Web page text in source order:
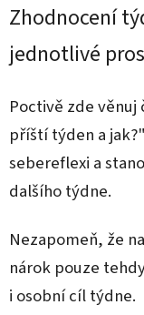
Zhodnocení
jednotlivé
Poctivě zde
příští týden a
sebereflexi a
dalšího týdne.
Nezapomeň, že
nárok pouze
i osobní cíl týdne.